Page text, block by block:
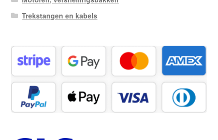
Trekstangen en kabels